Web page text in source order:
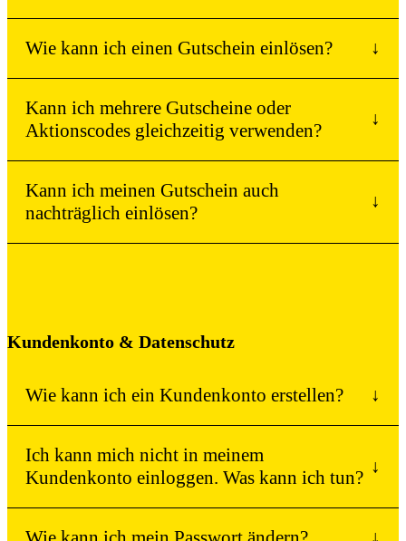
Wie kann ich einen Gutschein einlösen? ↓
Kann ich mehrere Gutscheine oder
Aktionscodes gleichzeitig verwenden?
↓
Kann ich meinen Gutschein auch
nachträglich einlösen?
↓
Kundenkonto & Datenschutz
Wie kann ich ein Kundenkonto erstellen? ↓
Ich kann mich nicht in meinem
Kundenkonto einloggen. Was kann ich tun?
↓